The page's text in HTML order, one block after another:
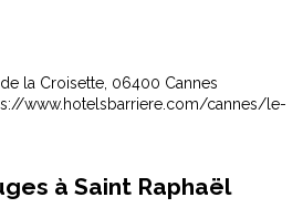
la Croisette, 06400 Cannes
www.hotelsbarriere.com/cannes/le-
à Saint Raphaël